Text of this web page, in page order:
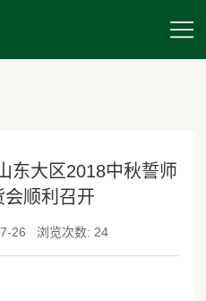
东大区2018中秋誓师
会顺利召开
26 浏览次数: 24